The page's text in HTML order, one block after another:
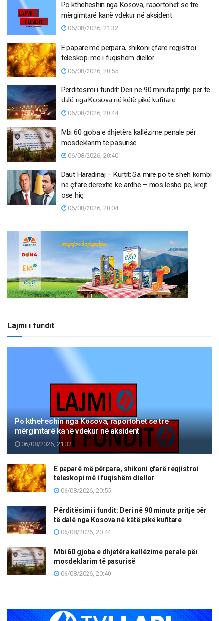
Po ktheheshin nga Kosova, raportohet se tre
mërgimtarë kanë vdekur në aksident
06/08/2026, 21:32
E paparë më përpara, shikoni çfarë regjistroi
teleskopi më i fuqishëm diellor
06/08/2026, 20:55
Përditësimi i fundit: Deri në 90 minuta pritje për të
dalë nga Kosova në këtë pikë kufitare
06/08/2026, 20:44
Mbi 60 gjoba e dhjetëra kallëzime penale për
mosdeklarim të pasurisë
06/08/2026, 20:40
Daut Haradinaj – Kurtit: Sa mirë po të sheh kombi
në çfarë derexhe ke ardhë – mos lësho pe, krejt
ose hiç
06/08/2026, 20:04
Lajmi i fundit
Po ktheheshin nga Kosova, raportohet se tre
mërgimtarë kanë vdekur në aksident
06/08/2026, 21:32
E paparë më përpara, shikoni çfarë regjistroi
teleskopi më i fuqishëm diellor
06/08/2026, 20:55
Përditësimi i fundit: Deri në 90 minuta pritje për
të dalë nga Kosova në këtë pikë kufitare
06/08/2026, 20:44
Mbi 60 gjoba e dhjetëra kallëzime penale për
mosdeklarim të pasurisë
06/08/2026, 20:40